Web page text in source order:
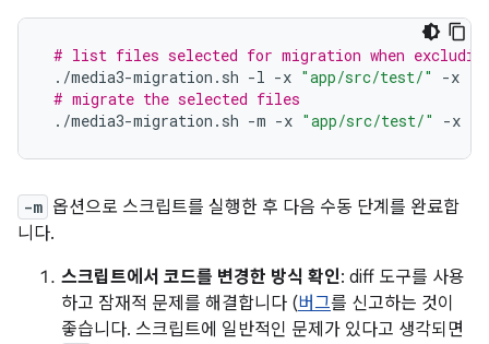
# list files selected for migration when
./media3-migration.sh -l -x "app/src/test/" -x
# migrate the selected files
./media3-migration.sh -m -x "app/src/test/" -x
-m 옵션으로 스크립트를 실행한 후 다음 수동 단계를 완료합
니다.
스크립트에서 코드를 변경한 방식 확인: diff 도구를 사용
하고 잠재적 문제를 해결합니다 (버그를 신고하는 것이
좋습니다. 스크립트에 일반적인 문제가 있다고 생각되면